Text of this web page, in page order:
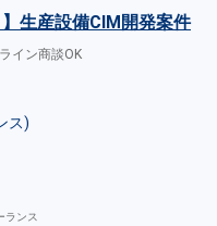
生産設備CIM開発案件
イン商談OK
ス)
ランス